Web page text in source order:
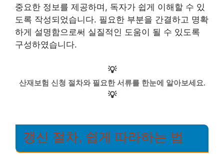
중요한 정보를 제공하며, 독자가 쉽게 이해할 수 있
도록 작성되었습니다. 필요한 부분을 간결하고 명확
하게 설명함으로써 실질적인 도움이 될 수 있도록
구성하였습니다.
💡
산재보험 신청 절차와 필요한 서류를 한눈에 알아보세요.
💡
갱신 절차, 쉽게 따라하는 법